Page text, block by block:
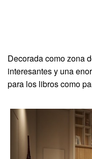
Decorada como zona
interesantes y una
para los libros como